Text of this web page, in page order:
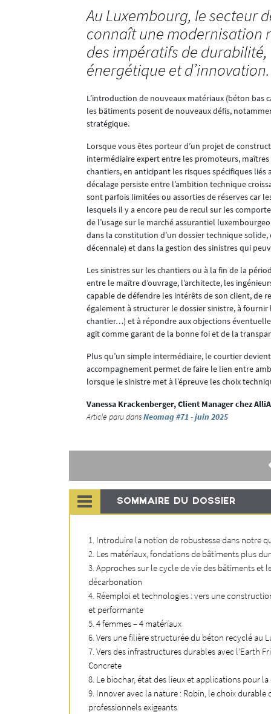
Au Luxembourg, le secteur
connaît une modernisation
des impératifs de durabilité,
énergétique et d’innovation.
L’introduction de nouveaux matériaux (béton bas
les bâtiments posent de nouveaux défis,
stratégique.
Lorsque vous êtes porteur d’un projet de
intermédiaire expert entre les promoteurs, maîtres
chantiers, en anticipant les risques spécifiques
décalage persiste entre l’ambition technique
sont parfois limitées ou assorties de réserves car
lesquels il y a encore peu de recul sur les
de l’usage sur le marché assurantiel
dans la constitution d’un dossier technique
décennale) et dans la gestion des sinistres qui
Les sinistres sur les chantiers ou à la fin de la
entre le maître d’ouvrage, l’architecte, les
capable de défendre les intérêts de son client, de
également à structurer le dossier sinistre, à
chantier…) et à répondre aux objections
agit comme garant de la bonne foi et de la
Plus qu’un simple intermédiaire, le courtier
accompagnement permet de faire le lien entre
lorsque le sinistre met à l’épreuve les choix
Vanessa Krackenberger, Client Manager chez
Article paru dansNeomag #71 - juin 2025
SOMMAIRE DU DOSSIER
Introduire la notion de robustesse dans notre
Les matériaux, fondations de bâtiments plus
Approches sur le cycle de vie des bâtiments et
décarbonation
Réemploi et technologies : vers une
et performante
4 femmes – 4 matériaux
Vers une filière structurée du béton recyclé au
Vers des infrastructures durables avec l’Earth
Concrete
Le biochar, état des lieux et applications pour
Innover avec la nature : Robin, le choix durable
professionnels exigeants